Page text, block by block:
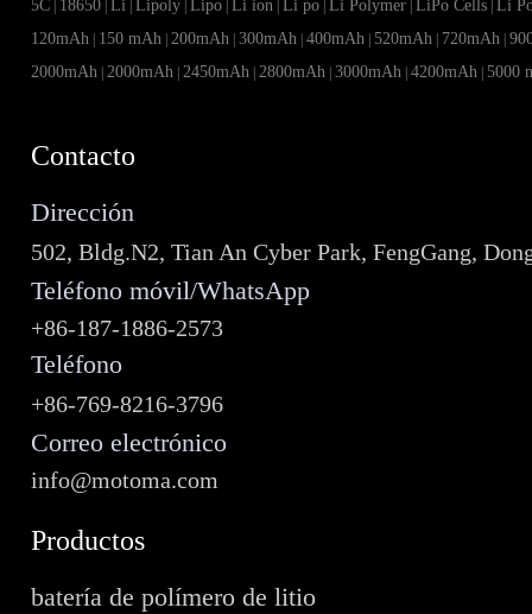
5C 18650 |Li |Lipoly |Lipo |Li ion |Li po |Li Polymer |LiPo Cells |Li
120mAh 150 mAh |200mAh |300mAh |400mAh 520mAh 720mAh |
2000mAh |2000mAh |2450mAh |2800mAh |3000mAh |4200mAh 5000
Contacto
Dirección
502, Bldg.N2, Tian An Cyber Park, FengGang,
Teléfono móvil/WhatsApp
+86-187-1886-2573
Teléfono
+86-769-8216-3796
Correo electrónico
info@motoma.com
Productos
batería de polímero de litio